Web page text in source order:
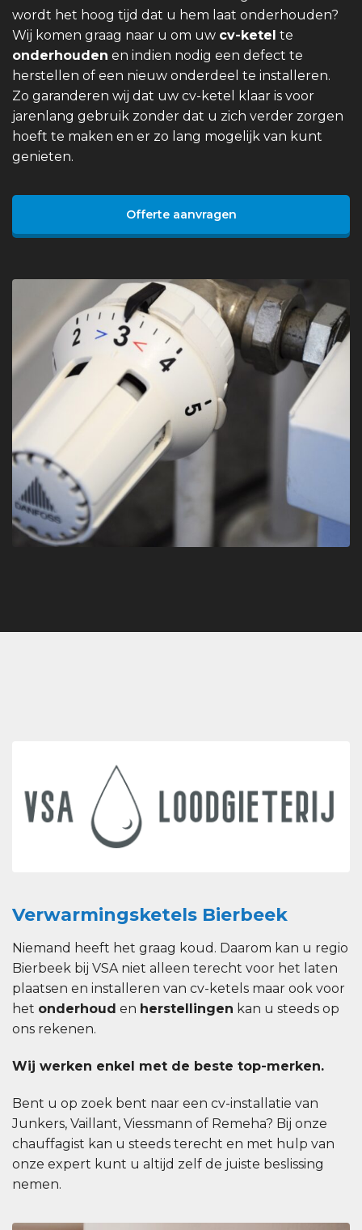
wordt het hoog tijd dat u hem laat onderhouden?
Wij komen graag naar u om uw cv-ketel te
onderhouden en indien nodig een defect te
herstellen of een nieuw onderdeel te installeren.
Zo garanderen wij dat uw cv-ketel klaar is voor
jarenlang gebruik zonder dat u zich verder zorgen
hoeft te maken en er zo lang mogelijk van kunt
genieten.
Offerte aanvragen
Verwarmingsketels Bierbeek
Niemand heeft het graag koud. Daarom kan u regio
Bierbeek bij VSA niet alleen terecht voor het laten
plaatsen en installeren van cv-ketels maar ook voor
het onderhoud en herstellingen kan u steeds op
ons rekenen.
Wij werken enkel met de beste top-merken.
Bent u op zoek bent naar een cv-installatie van
Junkers, Vaillant, Viessmann of Remeha? Bij onze
chauffagist kan u steeds terecht en met hulp van
onze expert kunt u altijd zelf de juiste beslissing
nemen.